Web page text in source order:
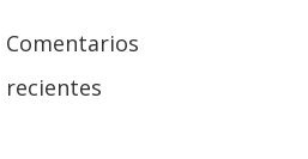
Comentarios
recientes